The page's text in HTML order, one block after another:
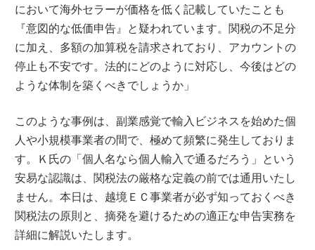
において海外セラーが価格を低く記載していたことも
『意図的な低価申告』と疑われています。関税の不足分
に加え、多額の加算税を請求されており、アカウントの
停止も不安です。法的にどのように対応し、今後はどの
ような体制を築くべきでしょうか」
このような事例は、副業感覚で輸入ビジネスを始めた個
人や小規模事業者の間で、極めて頻繁に発生しておりま
す。Ｋ氏の「個人名なら個人輸入で通るだろう」という
安易な認識は、関税法の厳格な定義の前では通用いたし
ません。本日は、越境ＥＣ事業者が必ず知っておくべき
関税法の原則と、摘発を避けるための適正な申告実務を
詳細に解説いたします。